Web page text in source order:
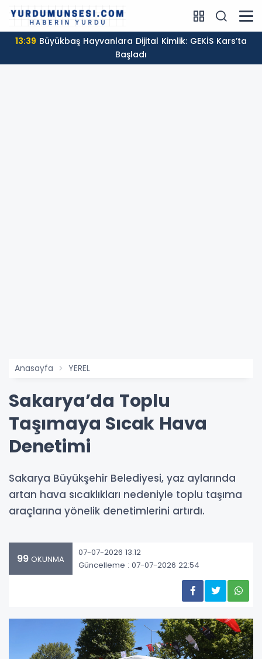
13:39
Başladı
Anasayfa YEREL
Sakarya’da Toplu
Taşımaya Sıcak Hava
Denetimi
Sakarya Büyükşehir Belediyesi, yaz aylarında
artan hava sıcaklıkları nedeniyle toplu taşıma
araçlarına yönelik denetimlerini artırdı.
99 OKUNMA
07-07-2026 13:12
Güncelleme : 07-07-2026 22:54